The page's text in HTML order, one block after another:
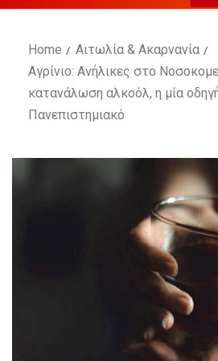
Home
Αιτωλία & Ακαρνανία
Αγρίνιο: Ανήλικες στο
κατανάλωση αλκοόλ, η μία
Πανεπιστημιακό